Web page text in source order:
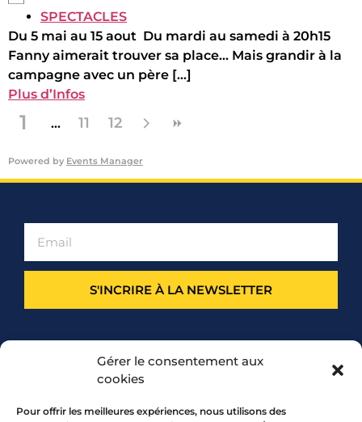
Gérer le consentement aux
cookies
Pour offrir les meilleures expériences, nous utilisons des
SPECTACLES
Du 5 mai au 15 aout Du mardi au samedi à 20h15
Fanny aimerait trouver sa place... Mais grandir à la
campagne avec un père [...]
Plus d’Infos
1 11 12
Powered by Events Manager
S'INCRIRE À LA NEWSLETTER